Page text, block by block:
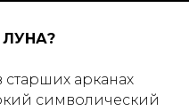
старших арканах
символический